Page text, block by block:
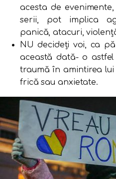
acesta de
serii, pot implica
panică, atacuri,
NU decideți voi, ca
această dată- o
traumă în amintirea
frică sau anxietate.